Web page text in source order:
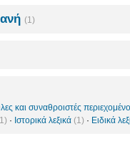
(1)
και συναθροιστές
· Ιστορικά λεξικά (1) · Ειδικά